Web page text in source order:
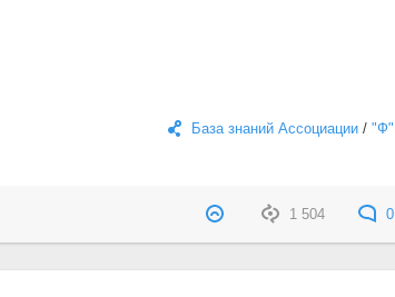
База знаний Ассоциации/ "Ф"
1 504 0